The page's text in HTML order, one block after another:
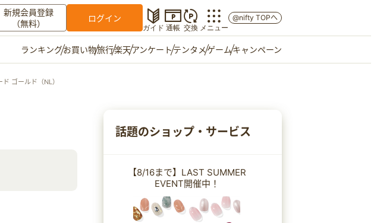
新規会員登録
（無料）
ログイン
ガイド 通帳 交換 メニュー
ご意見箱
@nifty TOPへ
ランキングお買い物旅行楽天アンケートテンタメゲームキャンペーン
ゴールド（NL）
話題のショップ・サービス
【8/16まで】LAST SUMMER
EVENT開催中！